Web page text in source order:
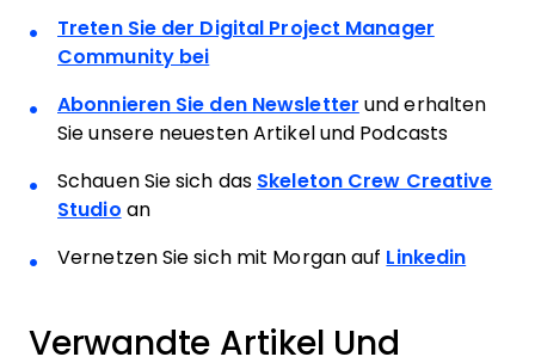
Treten Sie der Digital Project Manager
Community bei
Abonnieren Sie den Newsletter und erhalten
Sie unsere neuesten Artikel und Podcasts
Schauen Sie sich das Skeleton Crew Creative
Studio an
Vernetzen Sie sich mit Morgan auf Linkedin
Verwandte Artikel Und